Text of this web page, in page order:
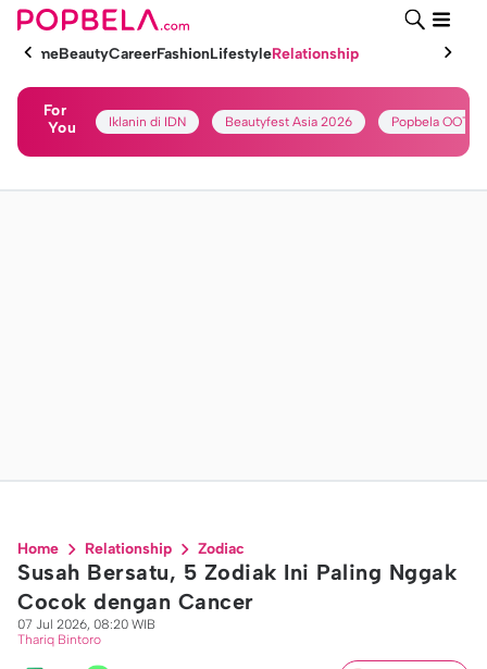
HomeBeautyCareerFashionLifestyleRelationship
For
You
Iklanin di IDN Beautyfest Asia 2026 Popbela OOTD
Home Relationship Zodiac
Susah Bersatu, 5 Zodiak Ini Paling Nggak
Cocok dengan Cancer
07 Jul 2026, 08:20 WIB
Thariq Bintoro